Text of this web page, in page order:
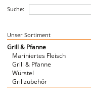
SORTIMENT
LOGIN
FAVORITEN
Suche:
Unser Sortiment
Grill & Pfanne
Mariniertes Fleisch
Grill & Pfanne
Würstel
Grillzubehör
Fische